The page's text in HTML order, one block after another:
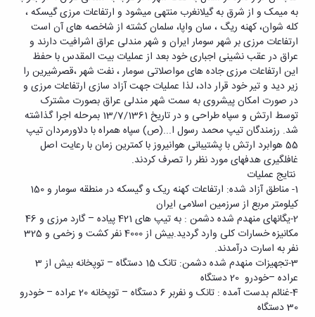
به میمک و از شرق به گیلانغرب منتهی میشود و ارتفاعات مرزی گیسکه ،
کله شوان، کهنه ریگ ، سان واپا، سلمان کشته از شاخصه های آن است
ارتفاعات مرزی بر شهر سومار ایران و شهر مندلی عراق اشرافیت دارند و
عراق در عقب نشینی اجباری خود بعد از عملیات بیت المقدس با حفظ
این ارتفاعات مرزی جاده های مواصلاتی سومار ، نفت شهر ،قصرشیرین را
زیر دید و تیر خود قرار داد، لذا عملیات جهت آزاد سازی ارتفاعات مرزی و
در صورت امکان پیشروی به سمت شهر مندلی عراق بصورت مشترک
توسط ارتش و سپاه طراحی و در تاریخ 13/7/1361 بمرحله اجرا گذاشته
شد. رزمندگان تیپ محمد رسول ا...(ص) سپاه همراه با دلاورمردان تیپ
55 هوابرد ارتش با پشتیبانی هوانیروز با کمترین زمان با رعایت اصل
غافلگیری هدفهای مورد نظر را تصرف کردند.
نتایج عملیات
1- مناطق آزاد شده: ارتفاعات کهنه ریک و گیسکه در منطقه سومار و 150
کیلومتر مربع از سرزمین اسلامی ایران
2-یگانهای منهدم شده دشمن : به تیپ های 421 پیاده – گارد مرزی و 46
مکانیزه خسارات کلی وارد گردید.بیش از 4000 نفر کشت و زخمی و 325
نفر به اسارت درآمدند.
3-تجهیزات منهدم شده دشمن: تانک 15 دستگاه – توپخانه بیش از 3
عراده –خودرو 20 دستگاه
4-غنائم بدست آمده : تانک و نفربر 6 دستگاه – توپخانه 20 عراده – خودرو
30 دستگاه